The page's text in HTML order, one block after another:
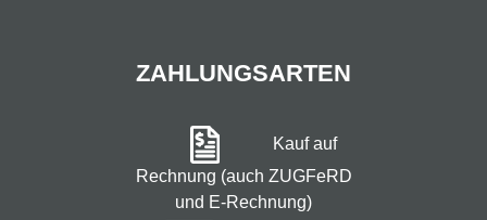
ZAHLUNGSARTEN
Kauf auf
Rechnung (auch ZUGFeRD
und E-Rechnung)